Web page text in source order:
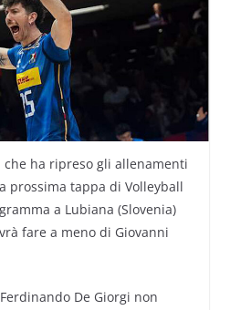
che ha ripreso gli allenamenti
prossima tappa di Volleyball
a Lubiana (Slovenia)
fare a meno di Giovanni
De Giorgi non